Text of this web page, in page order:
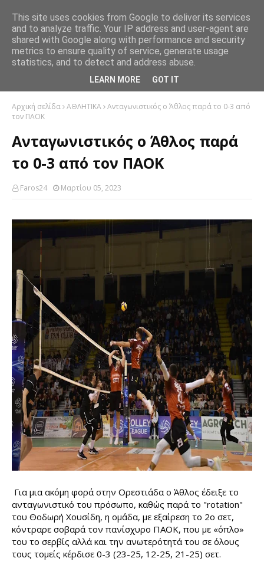
Αρχική σελίδα ΑΘΛΗΤΙΚΑ Ανταγωνιστικός ο Άθλος παρά το 0-3 από
τον ΠΑΟΚ
Ανταγωνιστικός ο Άθλος παρά
το 0-3 από τον ΠΑΟΚ
Faros24 Μαρτίου 05, 2023
Για μια ακόμη φορά στην Ορεστιάδα ο Άθλος έδειξε το
ανταγωνιστικό του πρόσωπο, καθώς παρά το "rotation"
κόντραρε σοβαρά τον πανίσχυρο ΠΑΟΚ, που με «όπλο»
του το σερβίς αλλά και την ανωτερότητά του σε όλους
τους τομείς κέρδισε 0-3 (23-25, 12-25, 21-25) σετ.
This site uses cookies from Google to deliver its services
and to analyze traffic. Your IP address and user-agent are
shared with Google along with performance and security
metrics to ensure quality of service, generate usage
statistics, and to detect and address abuse.
LEARN MORE GOT IT